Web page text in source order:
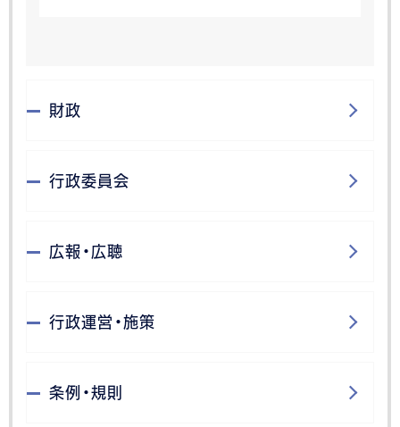
財政
行政委員会
広報・広聴
行政運営・施策
条例・規則